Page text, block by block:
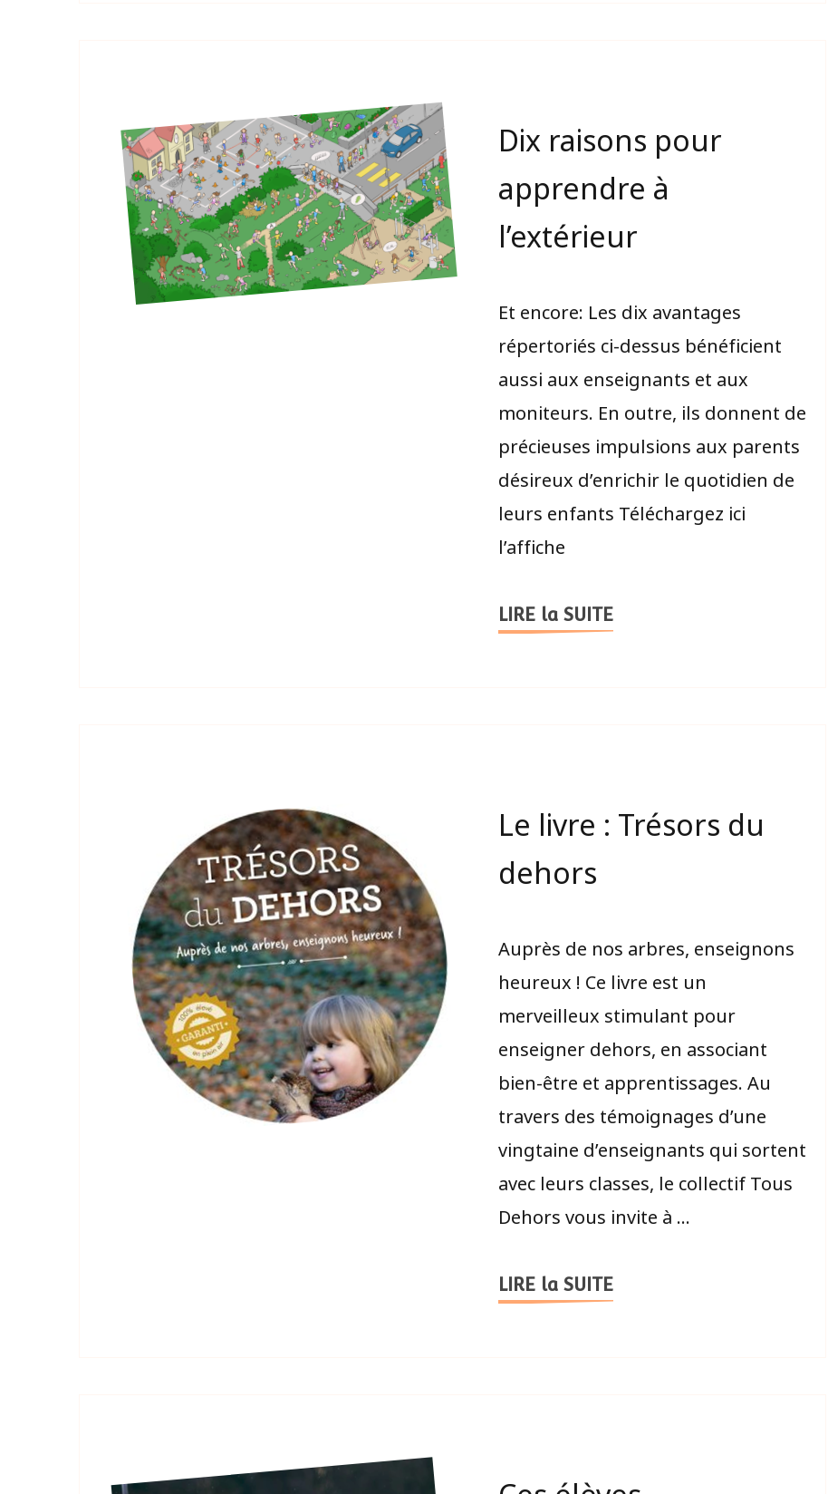
Dix raisons pour
apprendre à
l’extérieur
Et encore: Les dix avantages
répertoriés ci-dessus bénéficient
aussi aux enseignants et aux
moniteurs. En outre, ils donnent de
précieuses impulsions aux parents
désireux d’enrichir le quotidien de
leurs enfants Téléchargez ici
l’affiche
LIRE la SUITE
Le livre : Trésors du
dehors
Auprès de nos arbres, enseignons
heureux ! Ce livre est un
merveilleux stimulant pour
enseigner dehors, en associant
bien-être et apprentissages. Au
travers des témoignages d’une
vingtaine d’enseignants qui sortent
avec leurs classes, le collectif Tous
Dehors vous invite à …
LIRE la SUITE